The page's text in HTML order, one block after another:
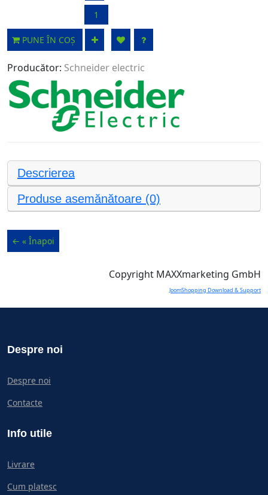
PUNE ÎN COȘ
Producător: Schneider electric
Descrierea
Produse asemănătoare (0)
Copyright MAXXmarketing GmbH
JoomShopping Download & Support
Despre noi
Despre noi
Contacte
Info utile
Livrare
Cum platesc